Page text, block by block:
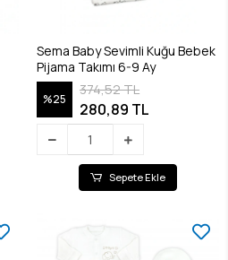
Sema Baby Sevimli Kuğu Bebek
Pijama Takımı 6-9 Ay
%25
374,52 TL
280,89 TL
Sepete Ekle